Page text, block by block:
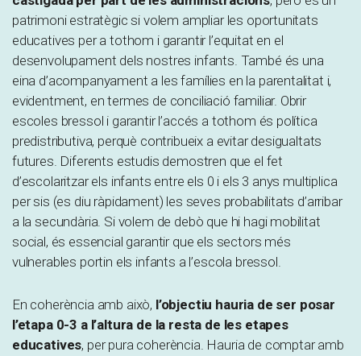
patrimoni estratègic si volem ampliar les oportunitats
educatives per a tothom i garantir l’equitat en el
desenvolupament dels nostres infants. També és una
eina d’acompanyament a les famílies en la parentalitat i,
evidentment, en termes de conciliació familiar. Obrir
escoles bressol i garantir l’accés a tothom és política
predistributiva, perquè contribueix a evitar desigualtats
futures. Diferents estudis demostren que el fet
d’escolaritzar els infants entre els 0 i els 3 anys multiplica
per sis (es diu ràpidament) les seves probabilitats d’arribar
a la secundària. Si volem de debò que hi hagi mobilitat
social, és essencial garantir que els sectors més
vulnerables portin els infants a l’escola bressol.
En coherència amb això, l’objectiu hauria de ser posar
l’etapa 0-3 a l’altura de la resta de les etapes
educatives, per pura coherència. Hauria de comptar amb